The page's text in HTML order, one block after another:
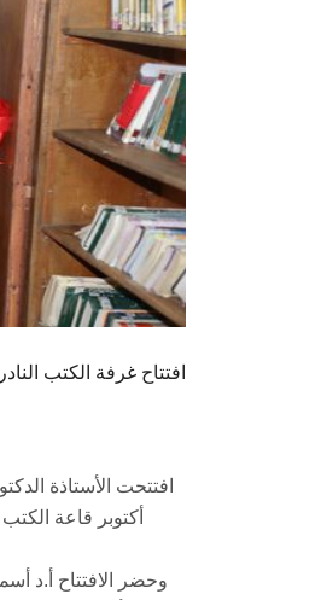
افتتاح غرفة الكتب
أكتوبر قاعة الكتب
وحضر الافتتاح أ.د